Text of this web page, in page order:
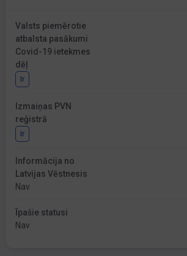
Valsts piemērotie
atbalsta pasākumi
Covid-19 ietekmes
dēļ
Ir
Izmaiņas PVN
reģistrā
Ir
Informācija no
Latvijas Vēstnesis
Nav
Īpašie statusi
Nav